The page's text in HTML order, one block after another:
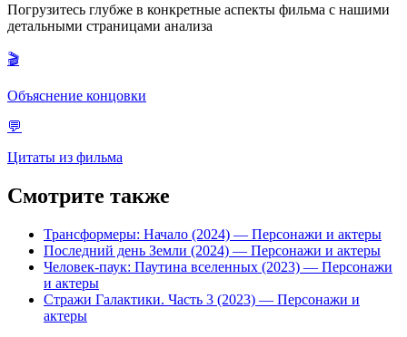
Погрузитесь глубже в конкретные аспекты фильма с нашими
детальными страницами анализа
🎬
Объяснение концовки
💬
Цитаты из фильма
Смотрите также
Трансформеры: Начало (2024) — Персонажи и актеры
Последний день Земли (2024) — Персонажи и актеры
Человек-паук: Паутина вселенных (2023) — Персонажи
и актеры
Стражи Галактики. Часть 3 (2023) — Персонажи и
актеры